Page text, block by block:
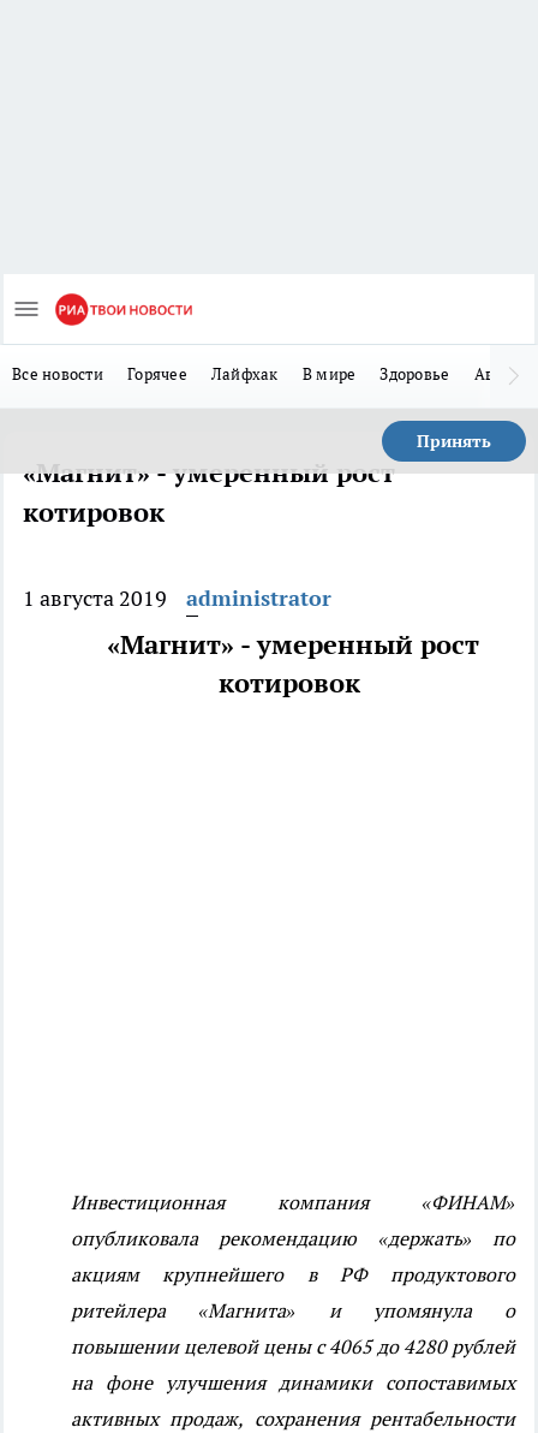
Все новости Горячее Лайфхак В мире Здоровье Авто
Принять
«Магнит» - умеренный рост
котировок
1 августа 2019 administrator
«Магнит» - умеренный рост
котировок
Инвестиционная компания «ФИНАМ»
опубликовала рекомендацию «держать» по
акциям крупнейшего в РФ продуктового
ритейлера «Магнита» и упомянула о
повышении целевой цены с 4065 до 4280 рублей
на фоне улучшения динамики сопоставимых
активных продаж, сохранения рентабельности